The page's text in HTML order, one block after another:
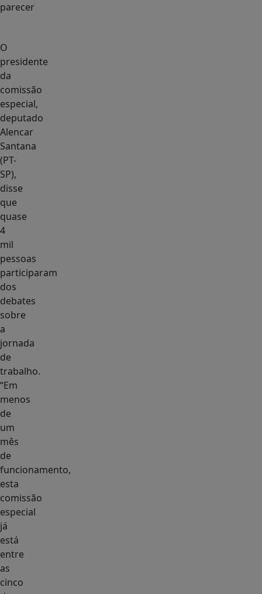
parecer
O
presidente
da
comissão
especial,
deputado
Alencar
Santana
(PT-
SP),
disse
que
quase
4
mil
pessoas
participaram
dos
debates
sobre
a
jornada
de
trabalho.
“Em
menos
de
um
mês
de
funcionamento,
esta
comissão
especial
já
está
entre
as
cinco